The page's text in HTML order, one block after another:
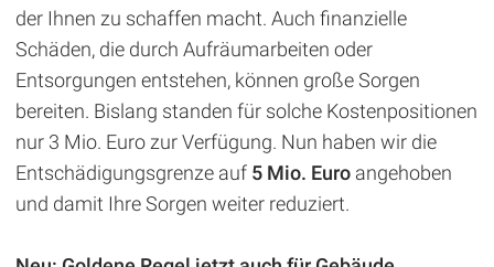
der Ihnen zu schaffen macht. Auch finanzielle
Schäden, die durch Aufräumarbeiten oder
Entsorgungen entstehen, können große Sorgen
bereiten. Bislang standen für solche Kostenpositionen
nur 3 Mio. Euro zur Verfügung. Nun haben wir die
Entschädigungsgrenze auf 5 Mio. Euro angehoben
und damit Ihre Sorgen weiter reduziert.